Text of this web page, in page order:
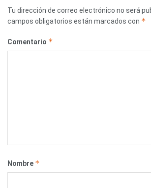
Tu dirección de correo electrónico no será
campos obligatorios están marcados con *
Comentario *
Nombre *